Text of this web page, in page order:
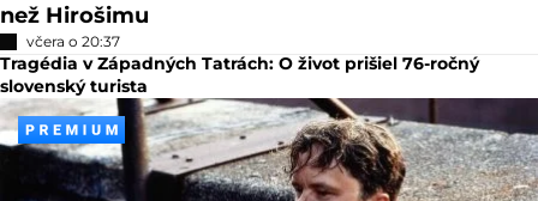
než Hirošimu
včera o 20:37
Tragédia v Západných Tatrách: O život prišiel 76-ročný
slovenský turista